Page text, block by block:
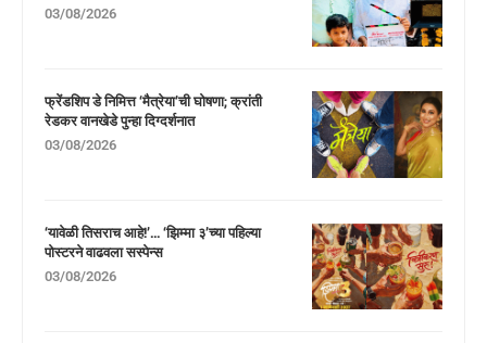
03/08/2026
फ्रेंडशिप डे निमित्त ‘मैत्रेया’ची घोषणा; क्रांती
रेडकर वानखेडे पुन्हा दिग्दर्शनात
03/08/2026
‘यावेळी तिसराच आहे!’… ‘झिम्मा ३’च्या पहिल्या
पोस्टरने वाढवला सस्पेन्स
03/08/2026